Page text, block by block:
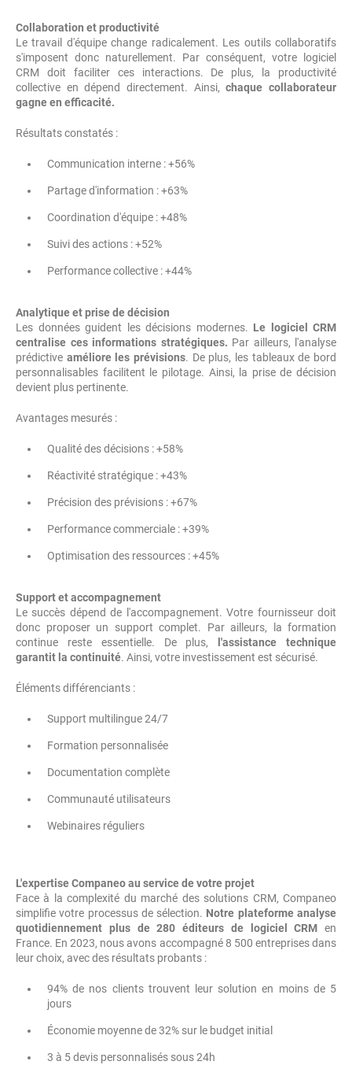
Collaboration et productivité
Le travail d'équipe change radicalement. Les outils collaboratifs
s'imposent donc naturellement. Par conséquent, votre logiciel
CRM doit faciliter ces interactions. De plus, la productivité
collective en dépend directement. Ainsi,chaque collaborateur
gagne en efficacité.
Résultats constatés :
Communication interne : +56%
Partage d'information : +63%
Coordination d'équipe : +48%
Suivi des actions : +52%
Performance collective : +44%
Analytique et prise de décision
Les données guident les décisions modernes. Le logiciel CRM
centralise ces informations stratégiques. Par ailleurs, l'analyse
prédictive améliore les prévisions. De plus, les tableaux de bord
personnalisables facilitent le pilotage. Ainsi, la prise de décision
devient plus pertinente.
Avantages mesurés :
Qualité des décisions : +58%
Réactivité stratégique : +43%
Précision des prévisions : +67%
Performance commerciale : +39%
Optimisation des ressources : +45%
Support et accompagnement
Le succès dépend de l'accompagnement. Votre fournisseur doit
donc proposer un support complet. Par ailleurs, la formation
continue reste essentielle. De plus,
l'assistance technique
garantit la continuité. Ainsi, votre investissement est sécurisé.
Éléments différenciants :
Support multilingue 24/7
Formation personnalisée
Documentation complète
Communauté utilisateurs
Webinaires réguliers
L'expertise Companeo au service de votre projet
Face à la complexité du marché des solutions CRM, Companeo
simplifie votre processus de sélection. Notre plateforme analyse
quotidiennement plus de 280 éditeurs de logiciel CRM en
France. En 2023, nous avons accompagné 8 500 entreprises dans
leur choix, avec des résultats probants :
94% de nos clients trouvent leur solution en moins de 5
jours
Économie moyenne de 32% sur le budget initial
3 à 5 devis personnalisés sous 24h